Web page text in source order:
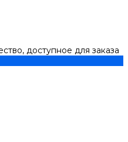
доступное для заказа